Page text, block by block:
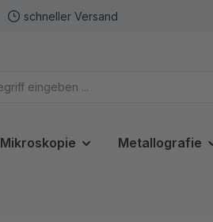
schneller Versand
Mikroskopie Metallografie